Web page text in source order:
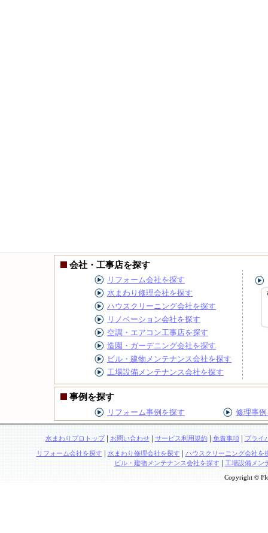
会社・工事店を探す
リフォーム会社を探す
水まわり修理会社を探す
ハウスクリーニング会社を探す
リノベーション会社を探す
空調・エアコン工事店を探す
造園・ガーデニング会社を探す
ビル・建物メンテナンス会社を探す
工場設備メンテナンス会社を探す
事例を探す
リフォーム事例を探す 修理事
水まわりプロトップ| お問い合わせ| サービス利用規約| 免責事項| プライ
リフォーム会社を探す | 水まわり修理会社を探す | ハウスクリーニング会社を
ビル・建物メンテナンス会社を探す| 工場設備メン
Copyright ©